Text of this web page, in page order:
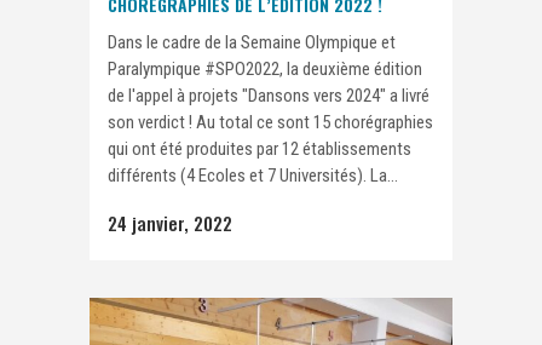
Dans le cadre de la Semaine Olympique et
Paralympique #SPO2022, la deuxième édition
de l'appel à projets "Dansons vers 2024" a livré
son verdict ! Au total ce sont 15 chorégraphies
qui ont été produites par 12 établissements
différents (4 Ecoles et 7 Universités). La...
24 janvier, 2022